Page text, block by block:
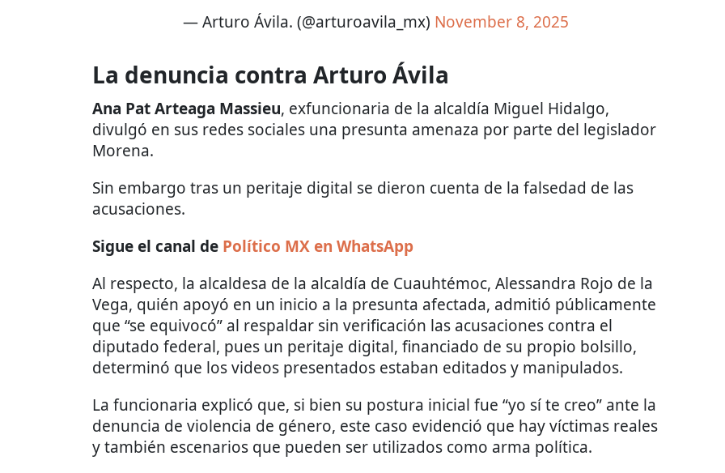
— Arturo Ávila. (@arturoavila_mx) November 8, 2025
La denuncia contra Arturo Ávila
Ana Pat Arteaga Massieu, exfuncionaria de la alcaldía Miguel Hidalgo,
divulgó en sus redes sociales una presunta amenaza por parte del legislador
Morena.
Sin embargo tras un peritaje digital se dieron cuenta de la falsedad de las
acusaciones.
Sigue el canal de Político MX en WhatsApp
Al respecto, la alcaldesa de la alcaldía de Cuauhtémoc, Alessandra Rojo de la
Vega, quién apoyó en un inicio a la presunta afectada, admitió públicamente
que “se equivocó” al respaldar sin verificación las acusaciones contra el
diputado federal, pues un peritaje digital, financiado de su propio bolsillo,
determinó que los videos presentados estaban editados y manipulados.
La funcionaria explicó que, si bien su postura inicial fue “yo sí te creo” ante la
denuncia de violencia de género, este caso evidenció que hay víctimas reales
y también escenarios que pueden ser utilizados como arma política.